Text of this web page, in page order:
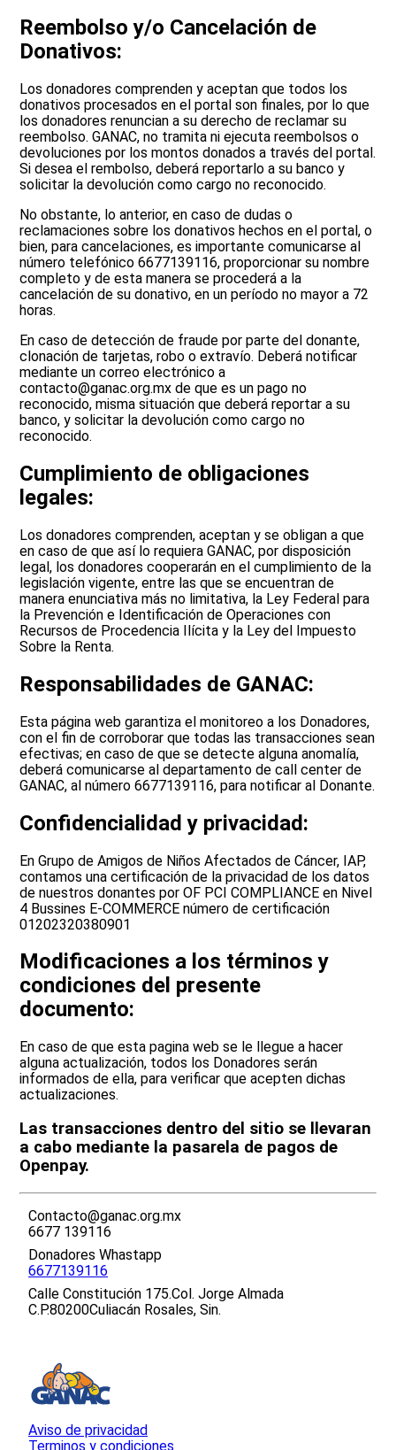
Reembolso y/o Cancelación de
Donativos:
Los donadores comprenden y aceptan que todos los
donativos procesados en el portal son finales, por lo que
los donadores renuncian a su derecho de reclamar su
reembolso. GANAC, no tramita ni ejecuta reembolsos o
devoluciones por los montos donados a través del portal.
Si desea el rembolso, deberá reportarlo a su banco y
solicitar la devolución como cargo no reconocido.
No obstante, lo anterior, en caso de dudas o
reclamaciones sobre los donativos hechos en el portal, o
bien, para cancelaciones, es importante comunicarse al
número telefónico 6677139116, proporcionar su nombre
completo y de esta manera se procederá a la
cancelación de su donativo, en un período no mayor a 72
horas.
En caso de detección de fraude por parte del donante,
clonación de tarjetas, robo o extravío. Deberá notificar
mediante un correo electrónico a
contacto@ganac.org.mx de que es un pago no
reconocido, misma situación que deberá reportar a su
banco, y solicitar la devolución como cargo no
reconocido.
Cumplimiento de obligaciones
legales:
Los donadores comprenden, aceptan y se obligan a que
en caso de que así lo requiera GANAC, por disposición
legal, los donadores cooperarán en el cumplimiento de la
legislación vigente, entre las que se encuentran de
manera enunciativa más no limitativa, la Ley Federal para
la Prevención e Identificación de Operaciones con
Recursos de Procedencia Ilícita y la Ley del Impuesto
Sobre la Renta.
Responsabilidades de GANAC:
Esta página web garantiza el monitoreo a los Donadores,
con el fin de corroborar que todas las transacciones sean
efectivas; en caso de que se detecte alguna anomalía,
deberá comunicarse al departamento de call center de
GANAC, al número 6677139116, para notificar al Donante.
Confidencialidad y privacidad:
En Grupo de Amigos de Niños Afectados de Cáncer, IAP,
contamos una certificación de la privacidad de los datos
de nuestros donantes por OF PCI COMPLIANCE en Nivel
4 Bussines E-COMMERCE número de certificación
01202320380901
Modificaciones a los términos y
condiciones del presente
documento:
En caso de que esta pagina web se le llegue a hacer
alguna actualización, todos los Donadores serán
informados de ella, para verificar que acepten dichas
actualizaciones.
Las transacciones dentro del sitio se llevaran
a cabo mediante la pasarela de pagos de
Openpay.
Contacto@ganac.org.mx
6677 139116
Donadores Whastapp
6677139116
Calle Constitución 175.Col. Jorge Almada
C.P.80200Culiacán Rosales, Sin.
Aviso de privacidad
Terminos y condiciones